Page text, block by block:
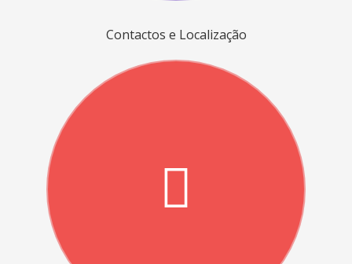
Contactos e Localização